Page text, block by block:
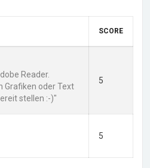
SCORE
Reader.
Grafiken oder Text
stellen :-)"
5
5